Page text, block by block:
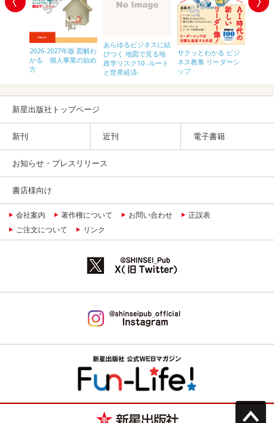
2026-2027年版 図解わ
かる 個人事業の始め
方
あらゆるビジネスに結
びつく 地図で見る地
政学リスク10 -ルート
と世界経済-
サクッとわかる ビジ
ネス教養 リーダーシ
ップ
新星出版社トップページ
新刊 近刊 電子書籍
お知らせ・プレスリリース
書店様向け
会社案内 著作権について お問い合わせ
正誤表
ご注文について
リンク